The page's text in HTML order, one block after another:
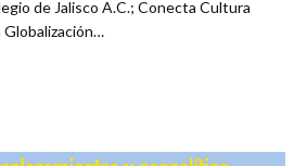
de Jalisco A.C.; Conecta Cultura
Globalización…